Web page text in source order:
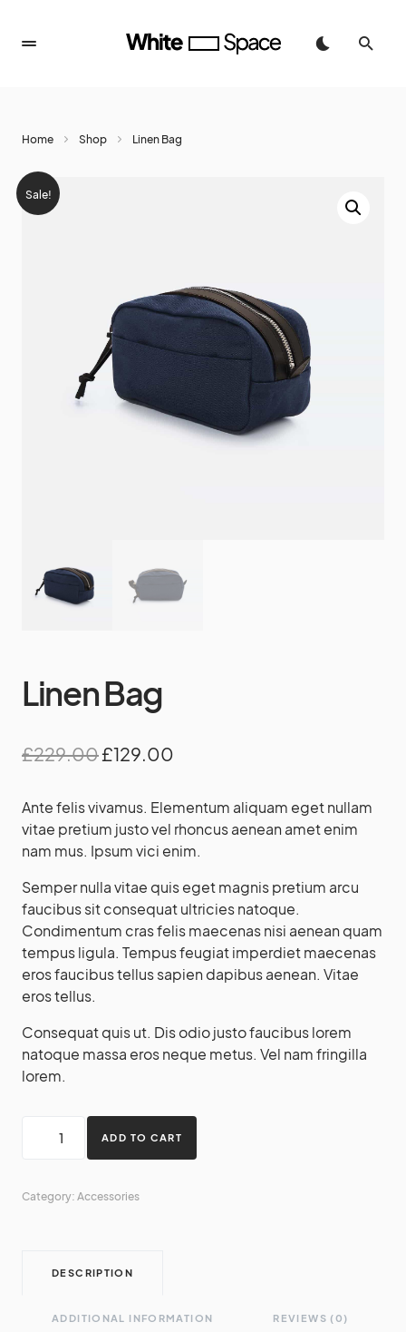
Home Shop Linen Bag
Sale!
Linen Bag
£229.00£129.00
Ante felis vivamus. Elementum aliquam eget nullam
vitae pretium justo vel rhoncus aenean amet enim
nam mus. Ipsum vici enim.
Semper nulla vitae quis eget magnis pretium arcu
faucibus sit consequat ultricies natoque.
Condimentum cras felis maecenas nisi aenean quam
tempus ligula. Tempus feugiat imperdiet maecenas
eros faucibus tellus sapien dapibus aenean. Vitae
eros tellus.
Consequat quis ut. Dis odio justo faucibus lorem
natoque massa eros neque metus. Vel nam fringilla
lorem.
ADD TO CART
Category: Accessories
DESCRIPTION
ADDITIONAL INFORMATION REVIEWS (0)